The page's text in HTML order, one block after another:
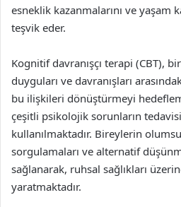
esneklik kazanmalarını ve yaşam
teşvik eder.
Kognitif davranışçı terapi (CBT),
duyguları ve davranışları
bu ilişkileri dönüştürmeyi
çeşitli psikolojik sorunların
kullanılmaktadır. Bireylerin
sorgulamaları ve alternatif
sağlanarak, ruhsal sağlıkları
yaratmaktadır.